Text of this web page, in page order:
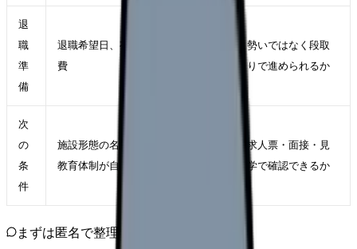
退
職
準
備
退職希望日、有休、引き継ぎ、生活
費
勢いではなく段取
りで進められるか
次
の
条
件
施設形態の名前ではなく、勤務表と
教育体制が自分に合う職場
求人票・面接・見
学で確認できるか
まずは匿名で整理